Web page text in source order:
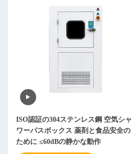
ISO認証の304ステンレス鋼 空気シャ
ワーパスボックス 薬剤と食品安全の
ために ≤60dBの静かな動作